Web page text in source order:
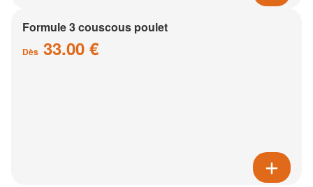
Formule 3 couscous poulet
Dès 33.00 €